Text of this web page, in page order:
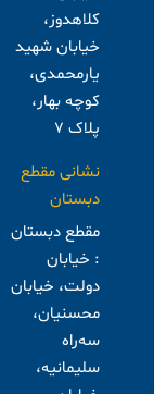
کلاهدوز،
خیابان شهید
یارمحمدی،
کوچه بهار،
پلاک ۷
نشانی مقطع
دبستان
مقطع دبستان
: خیابان
دولت، خیابان
محسنیان،
سه‌راه
سلیمانیه،